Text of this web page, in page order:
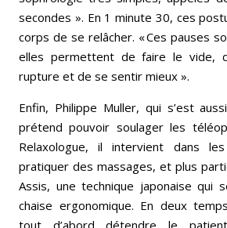
secondes ». En 1 minute 30, ces
corps de se relâcher. « Ces pauses
elles permettent de faire le vide,
rupture et de se sentir mieux ».
Enfin, Philippe Muller, qui s’est
prétend pouvoir soulager les
Relaxologue, il intervient dans
pratiquer des massages, et plus
Assis, une technique japonaise qui
chaise ergonomique. En deux
tout d’abord détendre le